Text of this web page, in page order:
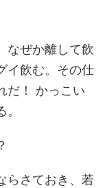
なぜか離して飲
イ飲む。その仕
だ！ かっこい
らさておき、若